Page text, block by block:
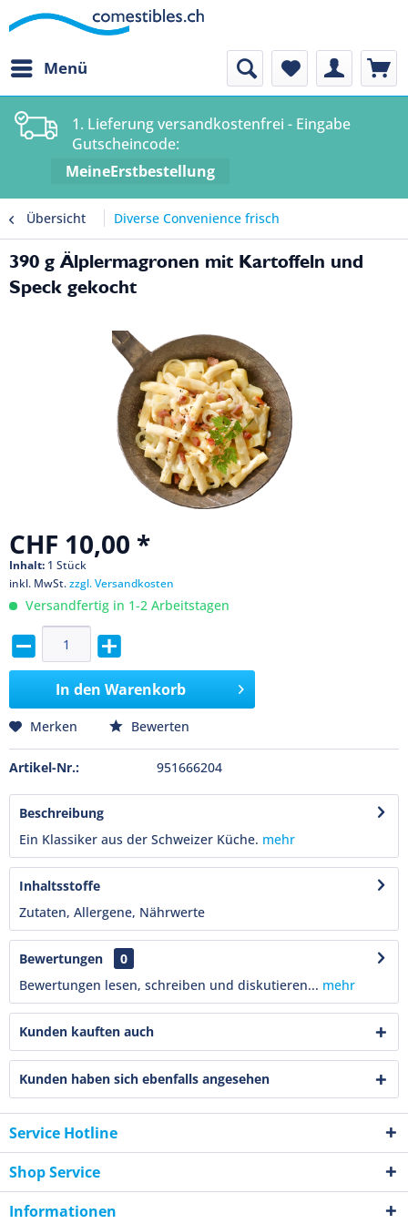
Menü
1. Lieferung versandkostenfrei - Eingabe
Gutscheincode:
MeineErstbestellung
Übersicht Diverse Convenience frisch
390 g Älplermagronen mit Kartoffeln und
Speck gekocht
CHF 10,00 *
Inhalt: 1 Stück
inkl. MwSt.zzgl. Versandkosten
Versandfertig in 1-2 Arbeitstagen
In den Warenkorb
Merken Bewerten
Artikel-Nr.: 951666204
Beschreibung
Ein Klassiker aus der Schweizer Küche. mehr
Inhaltsstoffe
Zutaten, Allergene, Nährwerte
Bewertungen
0
Bewertungen lesen, schreiben und diskutieren... mehr
Kunden kauften auch
Kunden haben sich ebenfalls angesehen
Service Hotline
Shop Service
Informationen